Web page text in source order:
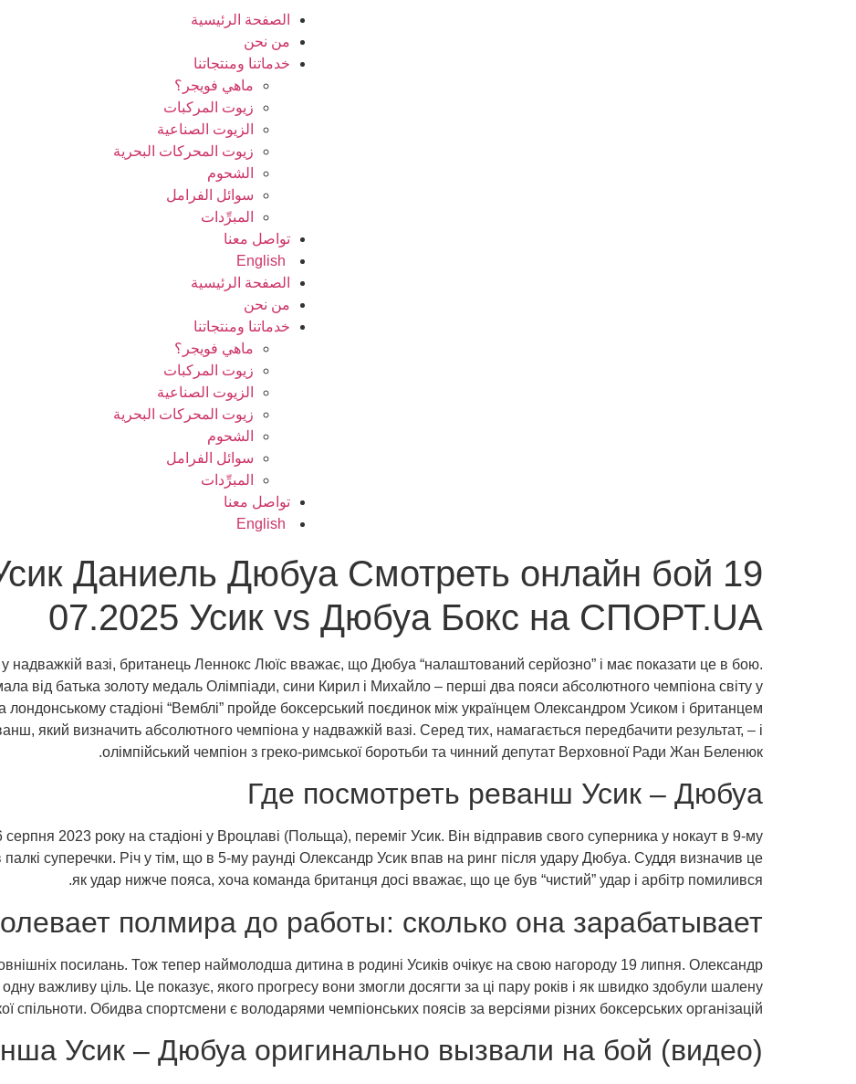
الصفحة الرئيسية
من نحن
خدماتنا ومنتجاتنا
ماهي فويجر؟
زيوت المركبات
الزيوت الصناعية
زيوت المحركات البحرية
الشحوم
سوائل الفرامل
المبرِّدات
تواصل معنا
English
الصفحة الرئيسية
من نحن
خدماتنا ومنتجاتنا
ماهي فويجر؟
زيوت المركبات
الزيوت الصناعية
زيوت المحركات البحرية
الشحوم
سوائل الفرامل
المبرِّدات
تواصل معنا
English
Даниель Дюбуа Смотреть онлайн бой 19
07.2025 Усик vs Дюбуа Бокс на СПОРТ.UA
надважкій вазі, британець Леннокс Люїс вважає, що Дюбуа “налаштований серйозно” і має показати це в бою.
від батька золоту медаль Олімпіади, сини Кирил і Михайло – перші два пояси абсолютного чемпіона світу у
лондонському стадіоні “Вемблі” пройде боксерський поєдинок між українцем Олександром Усиком і британцем
який визначить абсолютного чемпіона у надважкій вазі. Серед тих, намагається передбачити результат, – і
олімпійський чемпіон з греко-римської боротьби та чинний депутат Верховної Ради Жан Беленюк.
Где посмотреть реванш Усик – Дюбуа
2023 року на стадіоні у Вроцлаві (Польща), переміг Усик. Він відправив свого суперника у нокаут в 9-му
суперечки. Річ у тім, що в 5-му раунді Олександр Усик впав на ринг після удару Дюбуа. Суддя визначив це
як удар нижче пояса, хоча команда британця досі вважає, що це був “чистий” удар і арбітр помилився.
полмира до работы: сколько она зарабатывает
посилань. Тож тепер наймолодша дитина в родині Усиків очікує на свою нагороду 19 липня. Олександр
важливу ціль. Це показує, якого прогресу вони змогли досягти за ці пару років і як швидко здобули шалену
спільноти. Обидва спортсмени є володарями чемпіонських поясів за версіями різних боксерських організацій.
Усик – Дюбуа оригинально вызвали на бой (видео)